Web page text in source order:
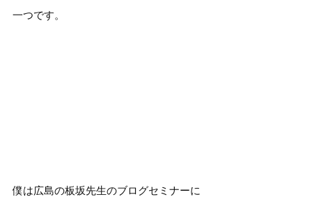
一つです。
僕は広島の板坂先生のブログセミナーに